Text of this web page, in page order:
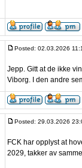
Posted: 02.03.2026
Jepp. Gitt at de ikke
Viborg. I den andre
Posted: 29.03.2026
FCK har opplyst at
2029, takker av